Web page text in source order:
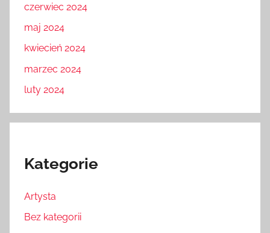
czerwiec 2024
maj 2024
kwiecień 2024
marzec 2024
luty 2024
Kategorie
Artysta
Bez kategorii